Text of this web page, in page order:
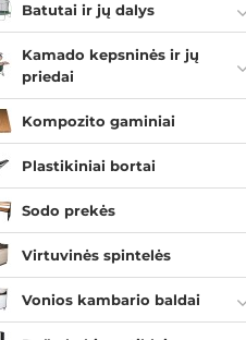
Batutai ir jų dalys
Kamado kepsninės ir jų
priedai
Kompozito gaminiai
Plastikiniai bortai
Sodo prekės
Virtuvinės spintelės
Vonios kambario baldai